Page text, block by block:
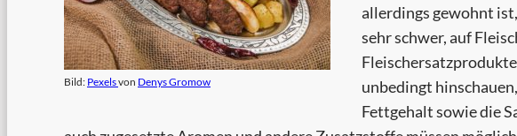
Bild: Pexelsvon Denys Gromow
allerdings gewohnt
sehr schwer, auf
unbedingt
Fettgehalt sowie die